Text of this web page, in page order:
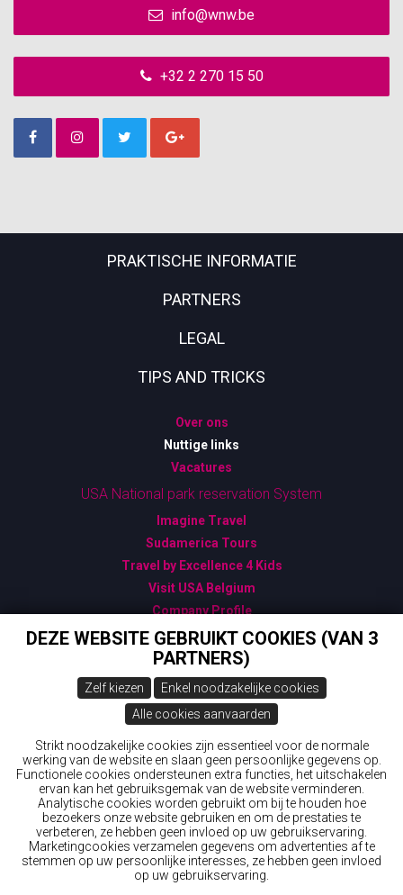
info@wnw.be
+32 2 270 15 50
PRAKTISCHE INFORMATIE
PARTNERS
LEGAL
TIPS AND TRICKS
Over ons
Nuttige links
Vacatures
USA National park reservation System
Imagine Travel
Sudamerica Tours
Travel by Excellence 4 Kids
Visit USA Belgium
Company Profile
Algemene Verkoopsvoorwaarden
Bijzondere Verkoopsvoorwaarden
Gegevensbescherming - GDPR
USA: ESTA - Gebruik ENKEL deze officiële link
Canada: ETA - Official Link
New Zealand ETA & IVL
Australia: ETA (Electronic Travel Authorisation): ask
Wings 'n Wheels
DEZE WEBSITE GEBRUIKT COOKIES (VAN 3
PARTNERS)
Zelf kiezen
Enkel noodzakelijke cookies
Alle cookies aanvaarden
Strikt noodzakelijke cookies zijn essentieel voor de normale
werking van de website en slaan geen persoonlijke gegevens op.
Functionele cookies ondersteunen extra functies, het uitschakelen
ervan kan het gebruiksgemak van de website verminderen.
Analytische cookies worden gebruikt om bij te houden hoe
bezoekers onze website gebruiken en om de prestaties te
verbeteren, ze hebben geen invloed op uw gebruikservaring.
Marketingcookies verzamelen gegevens om advertenties af te
stemmen op uw persoonlijke interesses, ze hebben geen invloed
op uw gebruikservaring.
© 2026 Wings 'n Wheels
Webdesign & development byServico
Aanmelden